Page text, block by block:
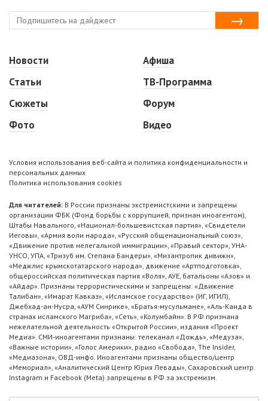
Новости
Статьи
Сюжеты
Фото
Афиша
ТВ-Программа
Форум
Видео
Условия использования веб-сайта и политика конфиденциальности и
персональных данных
Политика использования cookies
Для читателей: В России признаны экстремистскими и запрещены
организации ФБК (Фонд борьбы с коррупцией, признан иноагентом),
Штабы Навального, «Национал-большевистская партия», «Свидетели
Иеговы», «Армия воли народа», «Русский общенациональный союз»,
«Движение против нелегальной иммиграции», «Правый сектор», УНА-
УНСО, УПА, «Тризуб им. Степана Бандеры», «Мизантропик дивижн»,
«Меджлис крымскотатарского народа», движение «Артподготовка»,
общероссийская политическая партия «Воля», АУЕ, батальоны «Азов» и
«Айдар». Признаны террористическими и запрещены: «Движение
Талибан», «Имарат Кавказ», «Исламское государство» (ИГ, ИГИЛ),
Джебхад-ан-Нусра, «АУМ Синрике», «Братья-мусульмане», «Аль-Каида в
странах исламского Магриба», «Сеть», «Колумбайн». В РФ признана
нежелательной деятельность «Открытой России», издания «Проект
Медиа». СМИ-иноагентами признаны: телеканал «Дождь», «Медуза»,
«Важные истории», «Голос Америки», радио «Свобода», The Insider,
«Медиазона», ОВД-инфо. Иноагентами признаны общество/центр
«Мемориал», «Аналитический Центр Юрия Левады», Сахаровский центр.
Instagram и Facebook (Metа) запрещены в РФ за экстремизм.